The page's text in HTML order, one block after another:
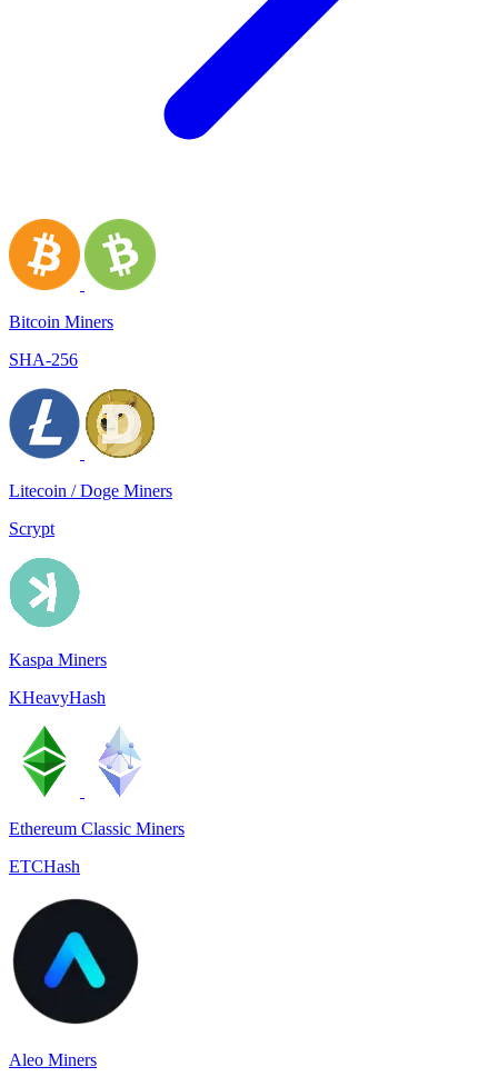
Bitcoin Miners
SHA-256
Litecoin / Doge Miners
Scrypt
Kaspa Miners
KHeavyHash
Ethereum Classic Miners
ETCHash
Aleo Miners